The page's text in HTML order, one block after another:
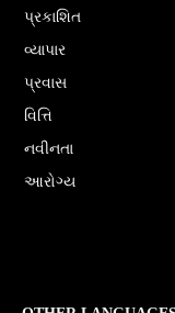
પ્રકાશિત
વ્યાપાર
પ્રવાસ
વિત્તિ
નવીનતા
આરોગ્ય